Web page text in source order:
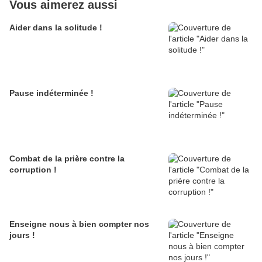
Vous aimerez aussi
Aider dans la solitude !
Pause indéterminée !
Combat de la prière contre la
corruption !
Enseigne nous à bien compter nos
jours !